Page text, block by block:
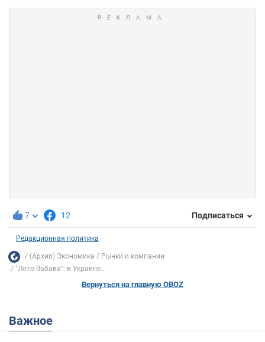
7 12 Подписаться
Редакционная политика
(Архив) Экономика
Рынки и компании
"Лото-Забава": в Украине...
Вернуться на главную OBOZ
Важное